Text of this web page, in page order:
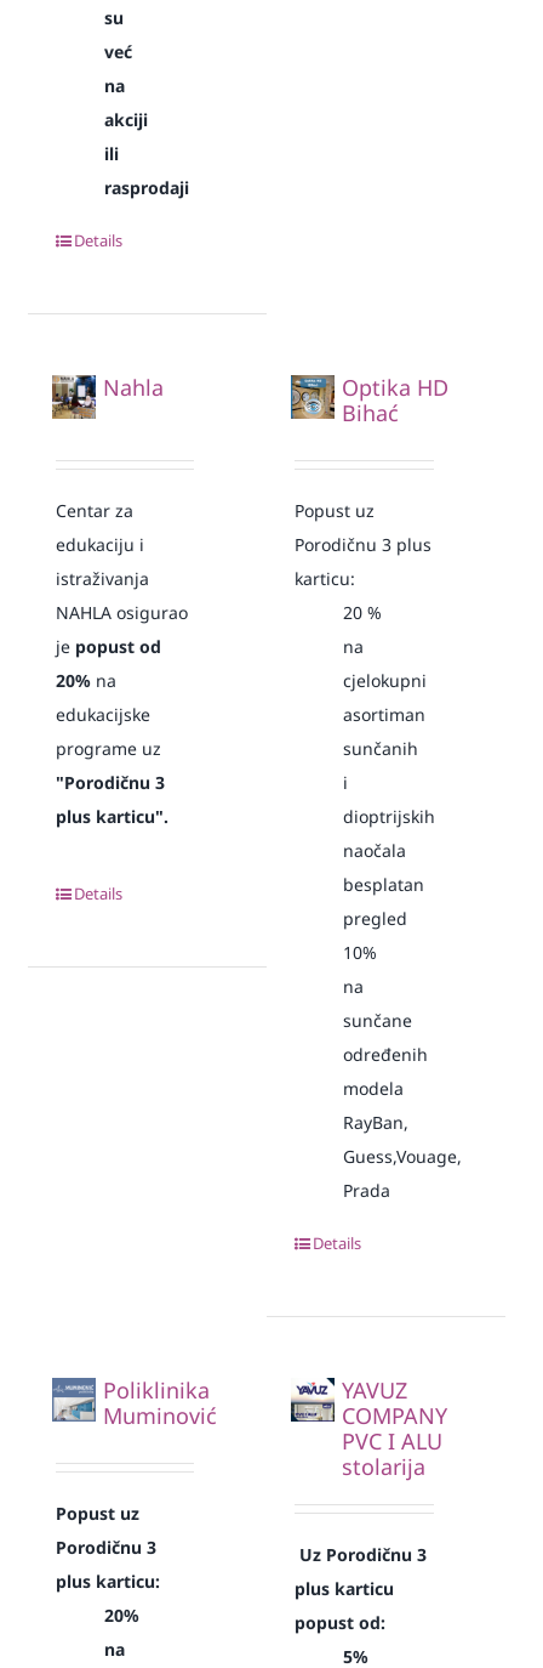
su
već
na
akciji
ili
rasprodaji
Details
Nahla
Centar za
edukaciju i
istraživanja
NAHLA osigurao
je popust od
20% na
edukacijske
programe uz
"Porodičnu 3
plus karticu".
Details
Optika HD
Bihać
Popust uz
Porodičnu 3 plus
karticu:
20 %
na
cjelokupni
asortiman
sunčanih
i
dioptrijskih
naočala
besplatan
pregled
10%
na
sunčane
određenih
modela
RayBan,
Guess,Vouage,
Prada
Details
Poliklinika
Muminović
Popust uz
Porodičnu 3
plus karticu:
20%
na
YAVUZ
COMPANY
PVC I ALU
stolarija
Uz Porodičnu 3
plus karticu
popust od:
5%